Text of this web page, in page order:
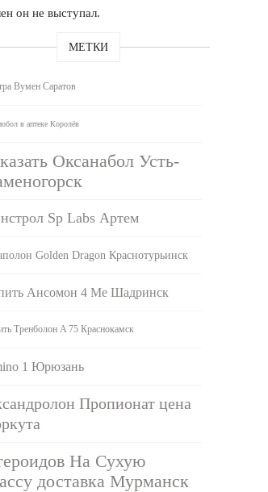
он не выступал.
МЕТКИ
Вумен Саратов
в аптеке Королёв
Оксанабол Усть-
Sp Labs Артем
Golden Dragon Краснотурьинск
Ансомон 4 Ме Шадринск
Тренболон A 75 Краснокамск
1 Юрюзань
Пропионат цена
На Сухую
доставка Мурманск